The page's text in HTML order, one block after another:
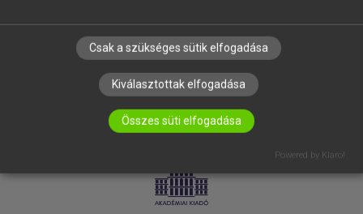
LICENCSZERZŐDÉS ADATVÉDELEM
Csak a szükséges sütik elfogadása
Kiválasztottak elfogadása
Összes süti elfogadása
Powered by Klaro!